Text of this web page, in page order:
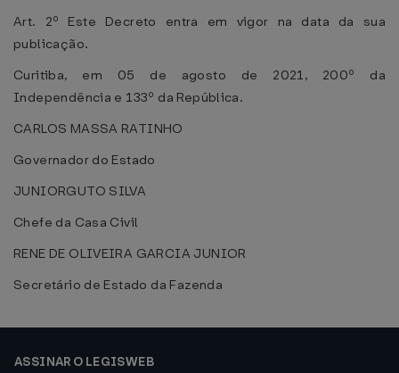
Art. 2º Este Decreto entra em vigor na data da sua
publicação.
Curitiba, em 05 de agosto de 2021, 200º da
Independência e 133º da República.
CARLOS MASSA RATINHO
Governador do Estado
JUNIORGUTO SILVA
Chefe da Casa Civil
RENE DE OLIVEIRA GARCIA JUNIOR
Secretário de Estado da Fazenda
ASSINAR O LEGISWEB